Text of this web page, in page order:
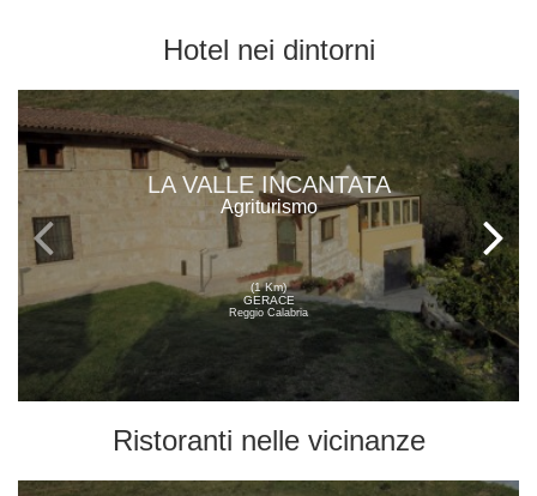
Hotel nei dintorni
LA VALLE INCANTATA
Agriturismo
(1 Km)
GERACE
Reggio Calabria
Ristoranti nelle vicinanze